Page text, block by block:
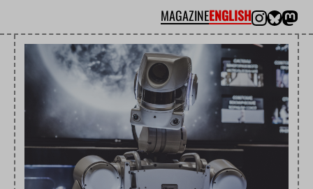
MAGAZINEENGLISH